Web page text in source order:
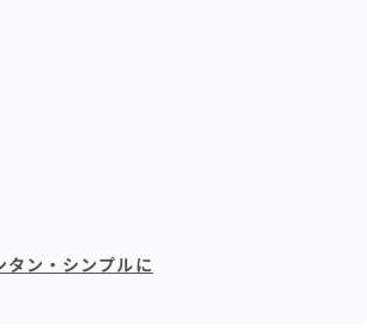
ン・シンプルに